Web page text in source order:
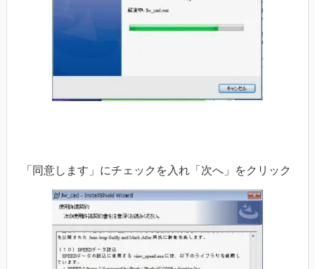
「同意します」にチェックを入れ「次へ」をクリック